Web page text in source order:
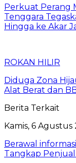
Perkuat Perang
Tenggara
Hingga ke Akar
ROKAN HILIR
Diduga Zona
Alat Berat dan
Berita Terkait
Kamis, 6
Berawal
Tangkap